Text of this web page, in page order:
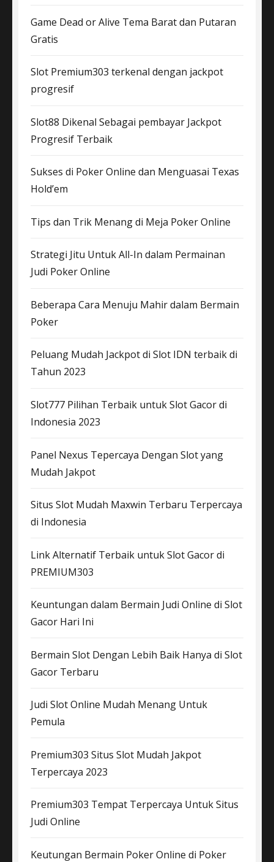
Game Dead or Alive Tema Barat dan Putaran
Gratis
Slot Premium303 terkenal dengan jackpot
progresif
Slot88 Dikenal Sebagai pembayar Jackpot
Progresif Terbaik
Sukses di Poker Online dan Menguasai Texas
Hold’em
Tips dan Trik Menang di Meja Poker Online
Strategi Jitu Untuk All-In dalam Permainan
Judi Poker Online
Beberapa Cara Menuju Mahir dalam Bermain
Poker
Peluang Mudah Jackpot di Slot IDN terbaik di
Tahun 2023
Slot777 Pilihan Terbaik untuk Slot Gacor di
Indonesia 2023
Panel Nexus Tepercaya Dengan Slot yang
Mudah Jakpot
Situs Slot Mudah Maxwin Terbaru Terpercaya
di Indonesia
Link Alternatif Terbaik untuk Slot Gacor di
PREMIUM303
Keuntungan dalam Bermain Judi Online di Slot
Gacor Hari Ini
Bermain Slot Dengan Lebih Baik Hanya di Slot
Gacor Terbaru
Judi Slot Online Mudah Menang Untuk
Pemula
Premium303 Situs Slot Mudah Jakpot
Terpercaya 2023
Premium303 Tempat Terpercaya Untuk Situs
Judi Online
Keutungan Bermain Poker Online di Poker